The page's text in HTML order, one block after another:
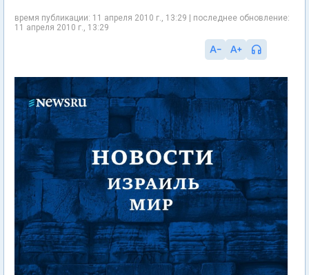
время публикации: 11 апреля 2010 г., 13:29 | последнее обновление:
11 апреля 2010 г., 13:29